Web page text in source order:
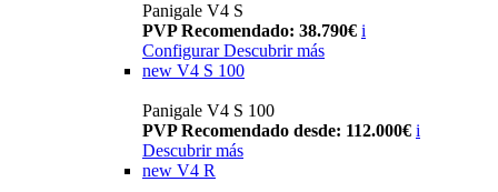
Panigale V4 S
PVP Recomendado: 38.790€ i
Configurar Descubrir más
new V4 S 100
Panigale V4 S 100
PVP Recomendado desde: 112.000€ i
Descubrir más
new V4 R